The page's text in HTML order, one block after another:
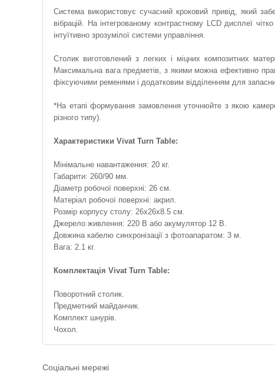
Система використовує сучасний кроковий привід, який
вібрацій. На інтегрованому контрастному LCD дисплеї
інтуїтивно зрозумілої системи управління.
Столик виготовлений з легких і міцних композитних
Максимальна вага предметів, з якими можна ефективно
фіксуючими ременями і додатковим відділенням для
*На етапі формування замовлення уточнюйте з якою
різного типу).
Характеристики Vivat Turn Table:
Мінімальне навантаження: 20 кг.
Габарити: 260/90 мм.
Діаметр робочої поверхні: 26 см.
Матеріал робочої поверхні: акрил.
Розмір корпусу столу: 26x26x8.5 см.
Джерело живлення: 220 В або акумулятор 12 В.
Довжина кабелю синхронізації з фотоапаратом: 3 м.
Вага: 2.1 кг.
Комплектація Vivat Turn Table:
Поворотний столик.
Предметний майданчик.
Комплект шнурів.
Чохол.
Соціальні мережі